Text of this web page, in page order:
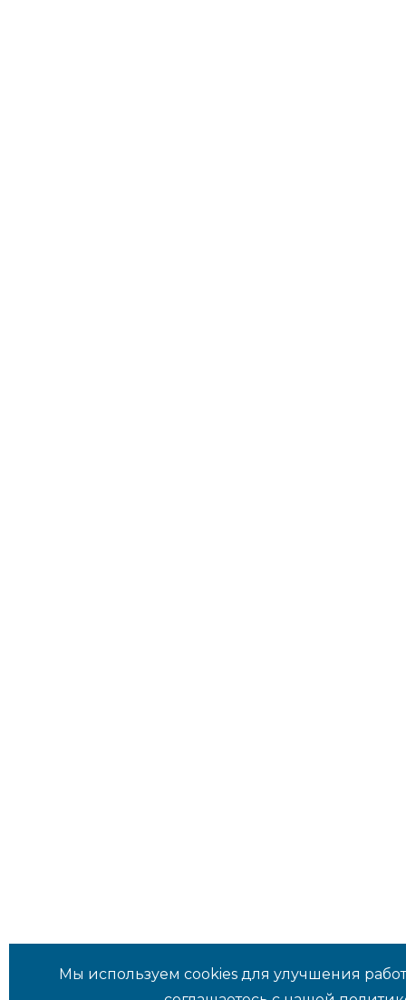
Мы используем cookies для улучшения